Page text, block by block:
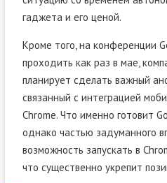
гаджета и его ценой.
Кроме того, на конференции
проходить как раз в мае,
планирует сделать важный
связанный с интеграцией
Chrome. Что именно готовит
однако частью задуманного
возможность запускать в
что существенно укрепит